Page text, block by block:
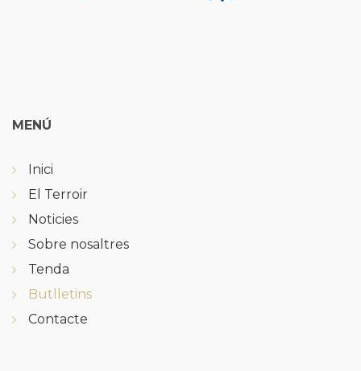
MENÚ
Inici
El Terroir
Noticies
Sobre nosaltres
Tenda
Butlletins
Contacte